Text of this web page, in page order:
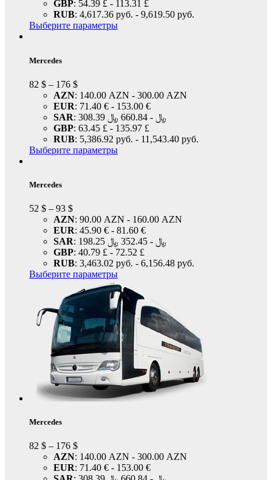
GBP: 54.39 £ - 113.31 £
RUB: 4,617.36 руб. - 9,619.50 руб.
Выберите параметры
Mercedes
82 $ – 176 $
AZN: 140.00 AZN - 300.00 AZN
EUR: 71.40 € - 153.00 €
SAR: 308.39 ﷼ - 660.84 ﷼
GBP: 63.45 £ - 135.97 £
RUB: 5,386.92 руб. - 11,543.40 руб.
Выберите параметры
Mercedes
52 $ – 93 $
AZN: 90.00 AZN - 160.00 AZN
EUR: 45.90 € - 81.60 €
SAR: 198.25 ﷼ - 352.45 ﷼
GBP: 40.79 £ - 72.52 £
RUB: 3,463.02 руб. - 6,156.48 руб.
Выберите параметры
Mercedes
82 $ – 176 $
AZN: 140.00 AZN - 300.00 AZN
EUR: 71.40 € - 153.00 €